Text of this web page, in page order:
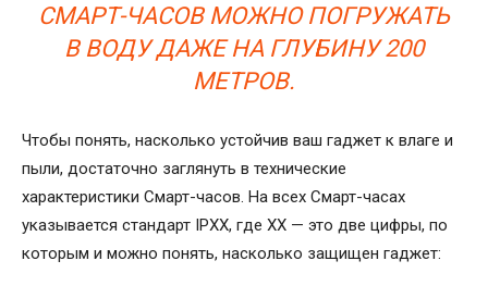
СМАРТ-ЧАСОВ МОЖНО ПОГРУЖАТЬ
В ВОДУ ДАЖЕ НА ГЛУБИНУ 200
МЕТРОВ.
Чтобы понять, насколько устойчив ваш гаджет к влаге и
пыли, достаточно заглянуть в технические
характеристики Смарт-часов. На всех Смарт-часах
указывается стандарт IPXX, где XX — это две цифры, по
которым и можно понять, насколько защищен гаджет: